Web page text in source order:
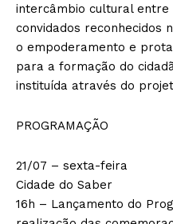
intercâmbio cultural entre
convidados reconhecidos
o empoderamento e
para a formação do
instituída através do
PROGRAMAÇÃO
21/07 – sexta-feira
Cidade do Saber
16h – Lançamento do